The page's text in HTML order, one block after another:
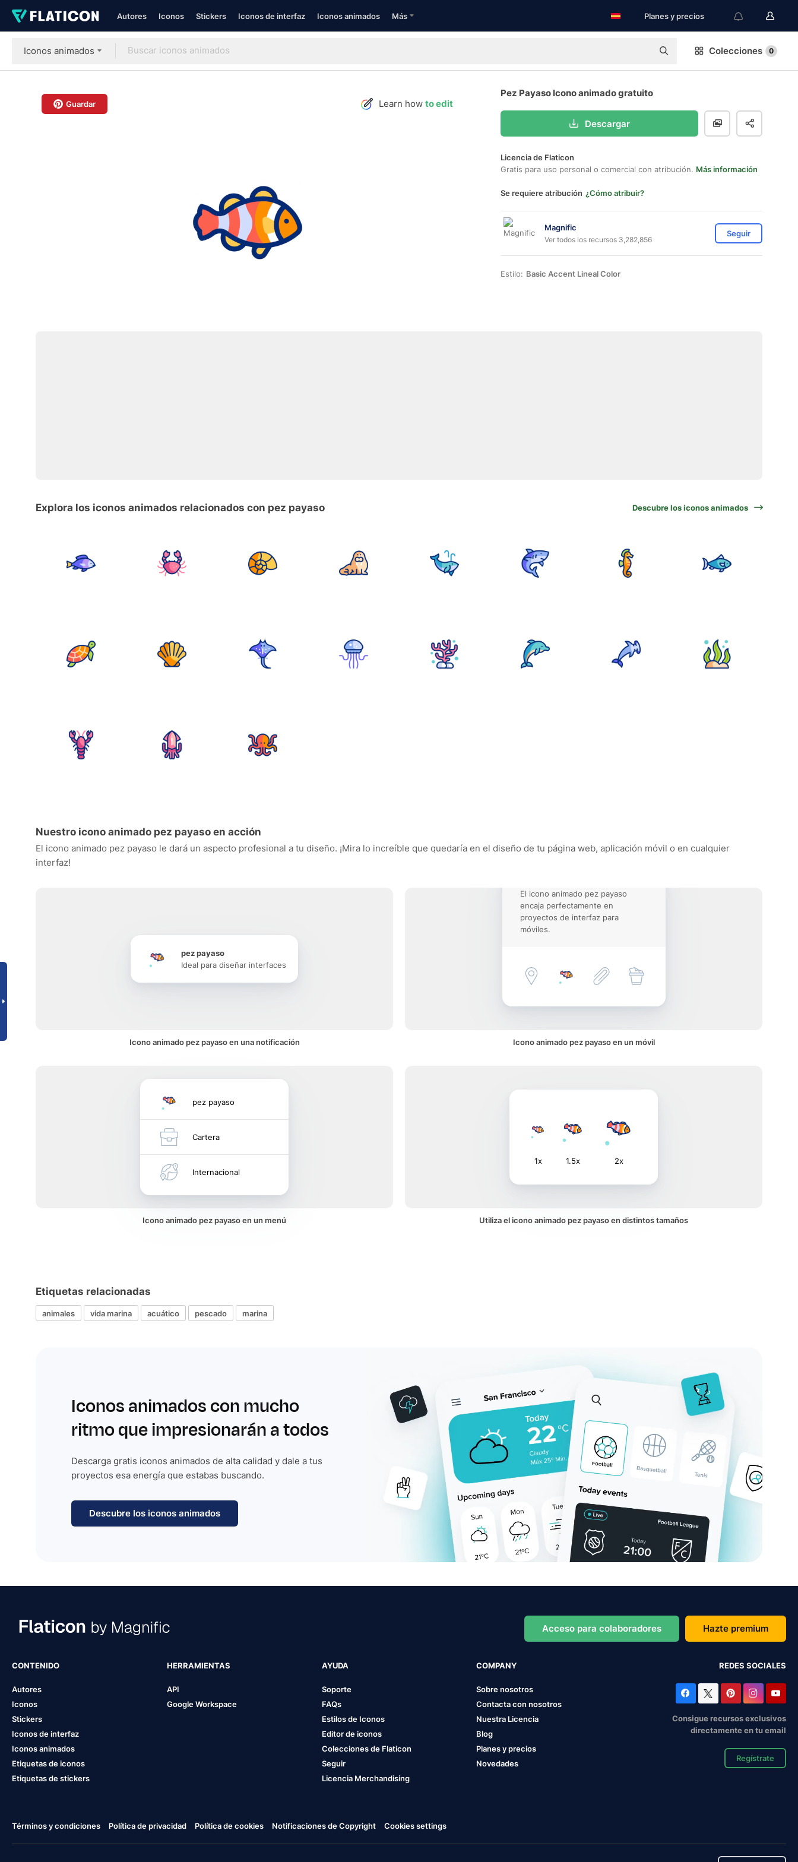
Autores Iconos Stickers Iconos de interfaz Iconos animados Más Planes y precios
Iconos animados Colecciones 0
Guardar Learn how to edit
Pez Payaso Icono animado gratuito
Descargar
Licencia de Flaticon
Gratis para uso personal o comercial con atribución. Más información
Se requiere atribución ¿Cómo atribuir?
Magnific
Ver todos los recursos 3,282,856
Seguir
Estilo: Basic Accent Lineal Color
Explora los iconos animados relacionados con pez payaso Descubre los iconos animados
Nuestro icono animado pez payaso en acción
El icono animado pez payaso le dará un aspecto profesional a tu diseño. ¡Mira lo increíble que quedaría en el diseño de tu página web, aplicación móvil o en cualquier
interfaz!
pez payaso
Ideal para diseñar interfaces
Icono animado pez payaso en una notificación
El icono animado pez payaso
encaja perfectamente en
proyectos de interfaz para
móviles.
Icono animado pez payaso en un móvil
pez payaso
Cartera
Internacional
Icono animado pez payaso en un menú
1x 1.5x 2x
Utiliza el icono animado pez payaso en distintos tamaños
Etiquetas relacionadas
animales vida marina acuático pescado marina
Iconos animados con mucho
ritmo que impresionarán a todos
Descarga gratis iconos animados de alta calidad y dale a tus
proyectos esa energía que estabas buscando.
Descubre los iconos animados
Acceso para colaboradores Hazte premium
CONTENIDO
Autores
Iconos
Stickers
Iconos de interfaz
Iconos animados
Etiquetas de iconos
Etiquetas de stickers
HERRAMIENTAS
API
Google Workspace
AYUDA
Soporte
FAQs
Estilos de Iconos
Editor de iconos
Colecciones de Flaticon
Seguir
Licencia Merchandising
COMPANY
Sobre nosotros
Contacta con nosotros
Nuestra Licencia
Blog
Planes y precios
Novedades
REDES SOCIALES
Consigue recursos exclusivos
directamente en tu email
Regístrate
Términos y condiciones Política de privacidad Política de cookies Notificaciones de Copyright Cookies settings